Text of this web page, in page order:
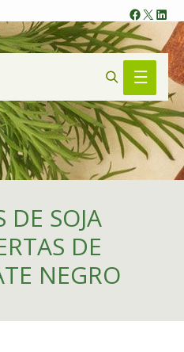
X
Main
Menu
Search
DE SOJA
DE
NEGRO